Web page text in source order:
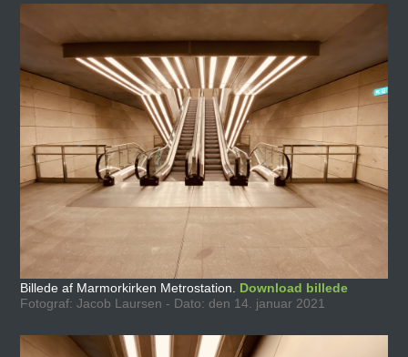
Billede af Marmorkirken Metrostation. Download billede
Fotograf: Jacob Laursen - Dato: den 14. januar 2021